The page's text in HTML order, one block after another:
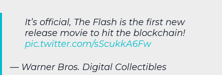
It’s official, The Flash is the first new
release movie to hit the blockchain!
pic.twitter.com/sScukkA6Fw
— Warner Bros. Digital Collectibles